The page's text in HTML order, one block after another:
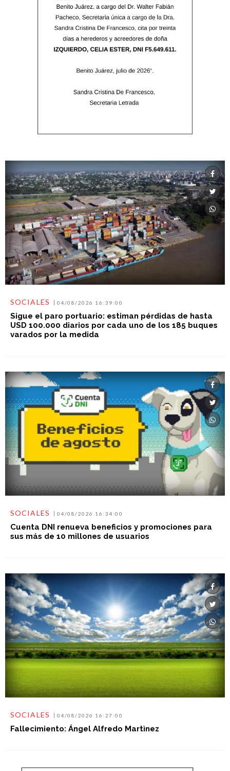
SOCIALES 04/08/2026 16:39:00
Sigue el paro portuario: estiman pérdidas de hasta
USD 100.000 diarios por cada uno de los 185 buques
varados por la medida
SOCIALES 04/08/2026 16:34:00
Cuenta DNI renueva beneficios y promociones para
sus más de 10 millones de usuarios
SOCIALES 04/08/2026 16:27:00
Fallecimiento: Ángel Alfredo Martìnez